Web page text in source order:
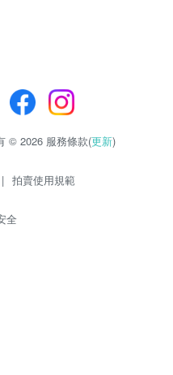
© 2026 服務條款(更新)
| 拍賣使用規範
全